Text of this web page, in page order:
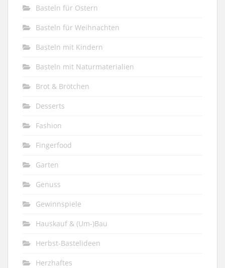
Basteln für Ostern
Basteln für Weihnachten
Basteln mit Kindern
Basteln mit Naturmaterialien
Brot & Brötchen
Desserts
Fashion
Fingerfood
Garten
Genuss
Gewinnspiele
Hauskauf & (Um-)Bau
Herbst-Bastelideen
Herzhaftes